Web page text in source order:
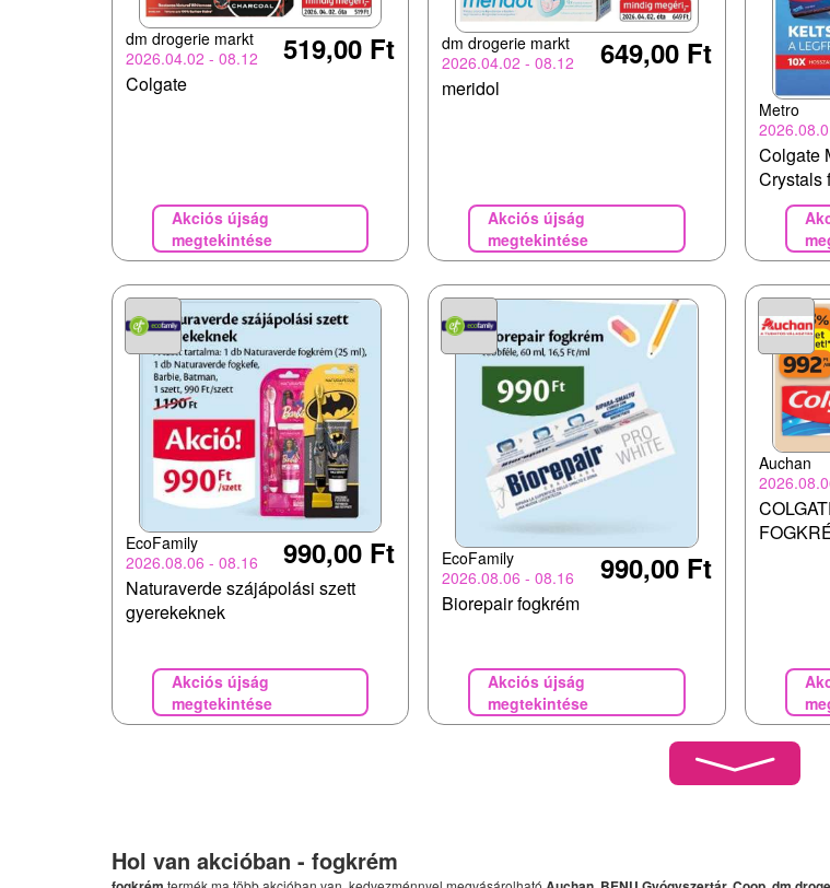
dm drogerie markt
2026.04.02 - 08.12
519,00 Ft
Colgate
Akciós újság
megtekintése
dm drogerie markt
2026.04.02 - 08.12
649,00 Ft
meridol
Akciós újság
megtekintése
Metro
Colgate
Crystals
EcoFamily
2026.08.06 - 08.16
990,00 Ft
Naturaverde szájápolási szett
gyerekeknek
Akciós újság
megtekintése
EcoFamily
2026.08.06 - 08.16
990,00 Ft
Biorepair fogkrém
Akciós újság
megtekintése
Auchan
Hol van akcióban - fogkrém